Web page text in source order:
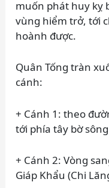
muốn phát huy kỵ
vùng hiểm trở, tới
hoành được.
Quân Tống tràn
cánh:
+ Cánh 1: theo
tới phía tây bờ
+ Cánh 2: Vòng
Giáp Khẩu (Chi